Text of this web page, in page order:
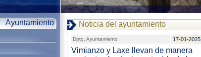
Ayuntamiento Noticia del ayuntamiento
Dpto. Ayuntamiento 17-01-2025
Vimianzo y Laxe llevan de manera